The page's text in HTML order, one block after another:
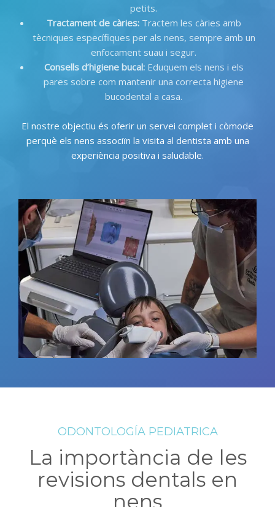
petits.
Tractament de càries: Tractem les càries amb
tècniques específiques per als nens, sempre amb un
enfocament suau i segur.
Consells d’higiene bucal: Eduquem els nens i els
pares sobre com mantenir una correcta higiene
bucodental a casa.
El nostre objectiu és oferir un servei complet i còmode
perquè els nens associïn la visita al dentista amb una
experiència positiva i saludable.
ODONTOLOGÍA PEDIATRICA
La importància de les
revisions dentals en
nens